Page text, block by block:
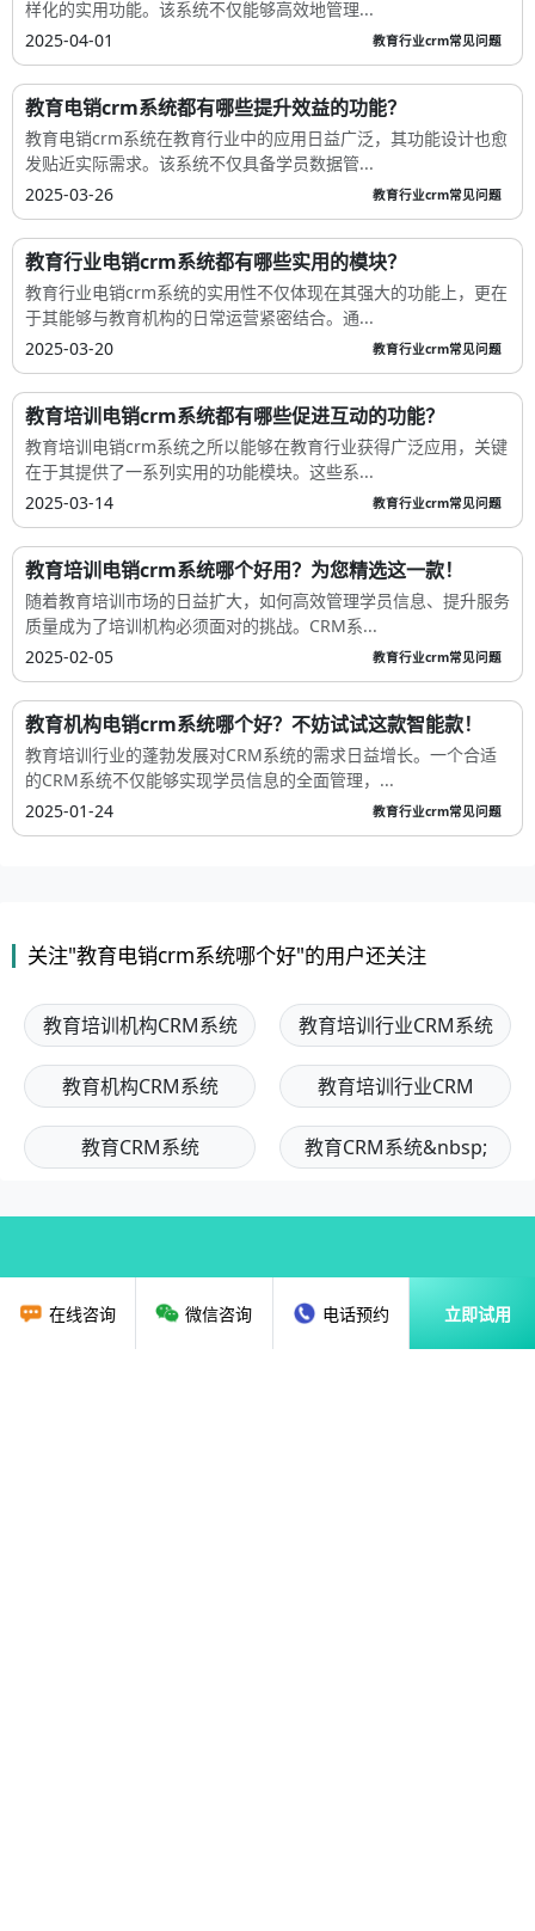
样化的实用功能。该系统不仅能够高效地管理...
2025-04-01
教育行业crm常见问题
教育电销crm系统都有哪些提升效益的功能？
教育电销crm系统在教育行业中的应用日益广泛，其功能设计也愈
发贴近实际需求。该系统不仅具备学员数据管...
2025-03-26
教育行业crm常见问题
教育行业电销crm系统都有哪些实用的模块？
教育行业电销crm系统的实用性不仅体现在其强大的功能上，更在
于其能够与教育机构的日常运营紧密结合。通...
2025-03-20
教育行业crm常见问题
教育培训电销crm系统都有哪些促进互动的功能？
教育培训电销crm系统之所以能够在教育行业获得广泛应用，关键
在于其提供了一系列实用的功能模块。这些系...
2025-03-14
教育行业crm常见问题
教育培训电销crm系统哪个好用？为您精选这一款！
随着教育培训市场的日益扩大，如何高效管理学员信息、提升服务
质量成为了培训机构必须面对的挑战。CRM系...
2025-02-05
教育行业crm常见问题
教育机构电销crm系统哪个好？不妨试试这款智能款！
教育培训行业的蓬勃发展对CRM系统的需求日益增长。一个合适
的CRM系统不仅能够实现学员信息的全面管理，...
2025-01-24
教育行业crm常见问题
关注"教育电销crm系统哪个好"的用户还关注
教育培训机构CRM系统 教育培训行业CRM系统
教育机构CRM系统 教育培训行业CRM
教育CRM系统 教育CRM系统&nbsp;
在线咨询 微信咨询 电话预约 立即试用